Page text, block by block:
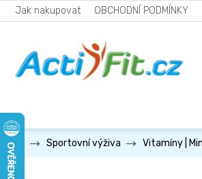
Přejít
na
Jak nakupovat OBCHODNÍ PODMÍNKY
Sportovní výživa Vitamíny |